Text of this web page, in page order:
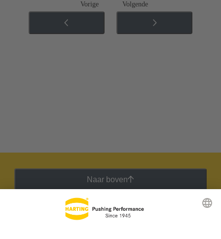
Vorige Volgende
Naar boven